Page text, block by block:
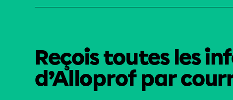
Reçois toutes les
d’Alloprof par